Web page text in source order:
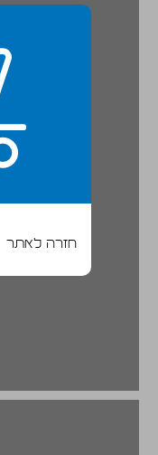
חזרה לאתר
רפאל כהן־אלמגור על אחריות ציבורית ... 19